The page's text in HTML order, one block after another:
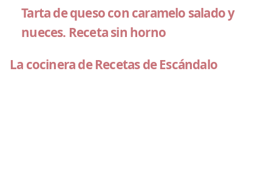
Tarta de queso con caramelo salado y
nueces. Receta sin horno
La cocinera de Recetas de Escándalo